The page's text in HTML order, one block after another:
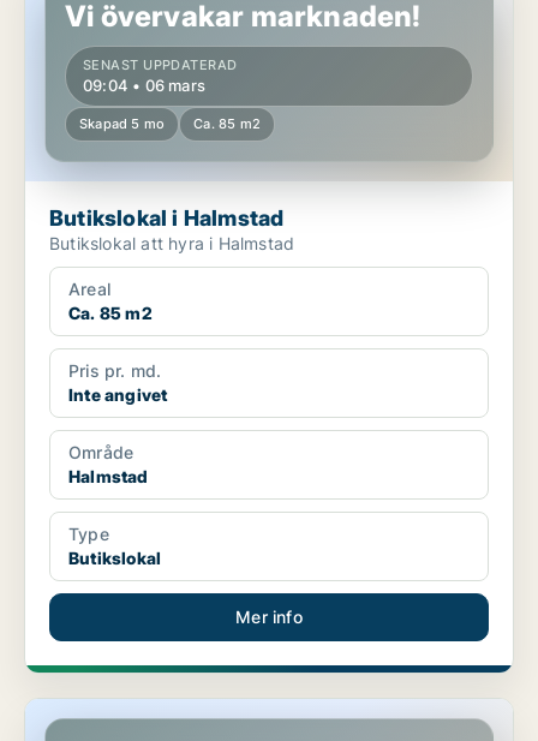
Vi övervakar marknaden!
SENAST UPPDATERAD
09:04 • 06 mars
Skapad 5 mo Ca. 85 m2
Butikslokal i Halmstad
Butikslokal att hyra i Halmstad
Areal
Ca. 85 m2
Pris pr. md.
Inte angivet
Område
Halmstad
Type
Butikslokal
Mer info
Butikslokal i Falkenberg